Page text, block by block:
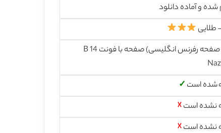
شده و آماده دانلود
طلایی
14 (1 صفحه رفرنس انگلیسی) صفحه با فونت 14 B
شده است ✓
نشده است☓
نشده است☓